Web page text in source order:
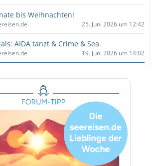
bis Weihnachten!
25. Juni 2026 um 12:42
AIDA tanzt & Crime & Sea
19. Juni 2026 um 14:02